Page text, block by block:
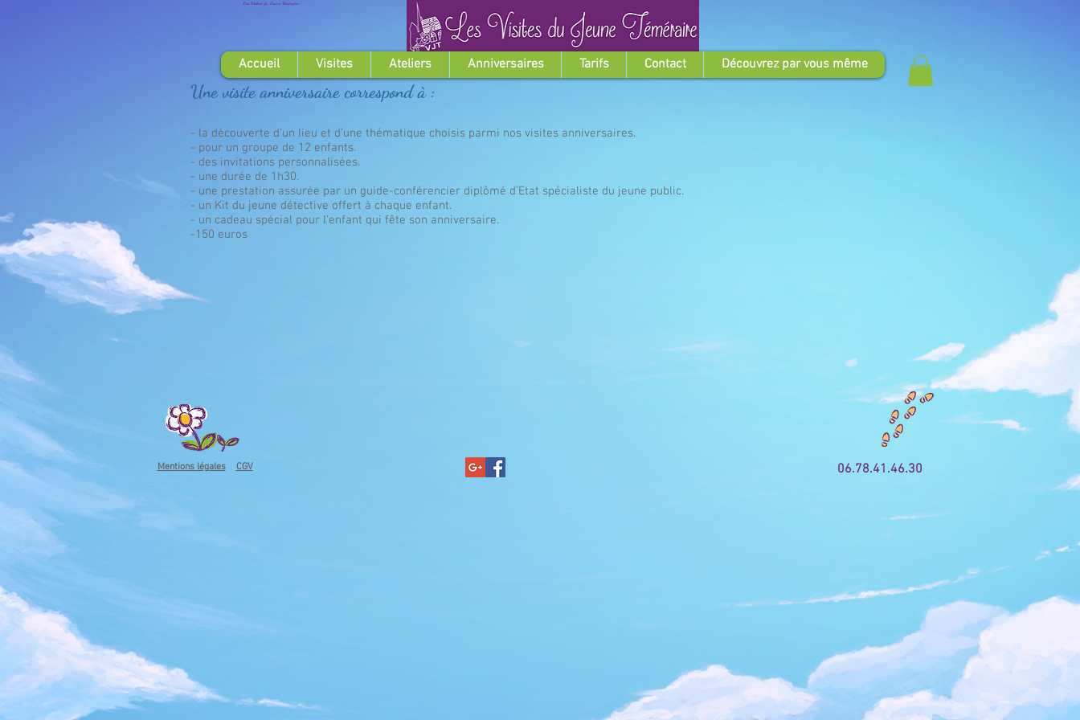
Les Visites du Jeune Téméraire
Accueil Visites Ateliers Anniversaires Tarifs Contact Découvrez par vous même
Une visite anniversaire correspond à :
- la découverte d’un lieu et d’une thématique choisis parmi nos visites anniversaires.
- pour un groupe de 12 enfants.
- des invitations personnalisées.
- une durée de 1h30.
- une prestation assurée par un guide-conférencier diplômé d’Etat spécialiste du jeune public.
- un Kit du jeune détective offert à chaque enfant.
- un cadeau spécial pour l'enfant qui fête son anniversaire.
-150 euros
Mentions légales CGV 06.78.41.46.30